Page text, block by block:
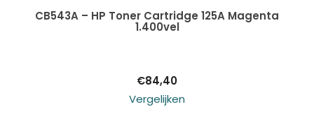
Toevoegen aan
CB543A – HP Toner Cartridge 125A Magenta
1.400vel
€84,40
Vergelijken